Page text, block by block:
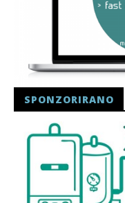
SPONZORIRANO